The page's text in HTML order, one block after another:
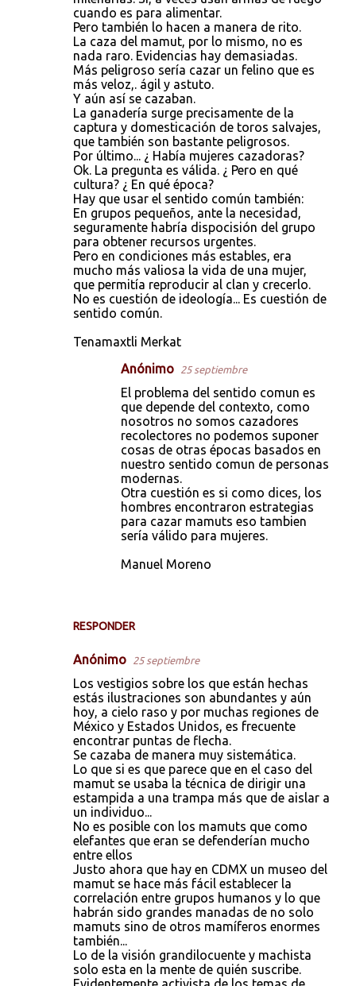
cuando es para alimentar.
Pero también lo hacen a manera de rito.
La caza del mamut, por lo mismo, no es
nada raro. Evidencias hay demasiadas.
Más peligroso sería cazar un felino que es
más veloz,. ágil y astuto.
Y aún así se cazaban.
La ganadería surge precisamente de la
captura y domesticación de toros salvajes,
que también son bastante peligrosos.
Por último... ¿ Había mujeres cazadoras?
Ok. La pregunta es válida. ¿ Pero en qué
cultura? ¿ En qué época?
Hay que usar el sentido común también:
En grupos pequeños, ante la necesidad,
seguramente habría dispocisión del grupo
para obtener recursos urgentes.
Pero en condiciones más estables, era
mucho más valiosa la vida de una mujer,
que permitía reproducir al clan y crecerlo.
No es cuestión de ideología... Es cuestión de
sentido común.
Tenamaxtli Merkat
RESPONDER
Anónimo 25 septiembre
El problema del sentido comun es
que depende del contexto, como
nosotros no somos cazadores
recolectores no podemos suponer
cosas de otras épocas basados en
nuestro sentido comun de personas
modernas.
Otra cuestión es si como dices, los
hombres encontraron estrategias
para cazar mamuts eso tambien
sería válido para mujeres.
Manuel Moreno
Anónimo 25 septiembre
Los vestigios sobre los que están hechas
estás ilustraciones son abundantes y aún
hoy, a cielo raso y por muchas regiones de
México y Estados Unidos, es frecuente
encontrar puntas de flecha.
Se cazaba de manera muy sistemática.
Lo que si es que parece que en el caso del
mamut se usaba la técnica de dirigir una
estampida a una trampa más que de aislar a
un individuo...
No es posible con los mamuts que como
elefantes que eran se defenderían mucho
entre ellos
Justo ahora que hay en CDMX un museo del
mamut se hace más fácil establecer la
correlación entre grupos humanos y lo que
habrán sido grandes manadas de no solo
mamuts sino de otros mamíferos enormes
también...
Lo de la visión grandilocuente y machista
solo esta en la mente de quién suscribe.